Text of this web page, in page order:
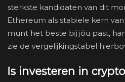
sterkste kandidaten van dit
Ethereum als stabiele kern
munt het beste bij jöu past,
zie de vergelijkingstabel
Is investeren in